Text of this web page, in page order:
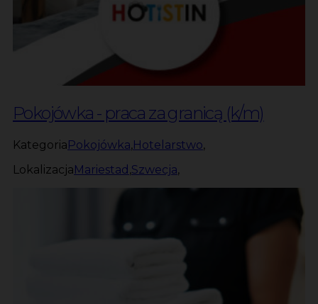
Pokojówka - praca za granicą (k/m)
KategoriaPokojówka,Hotelarstwo,
LokalizacjaMariestad ,Szwecja,